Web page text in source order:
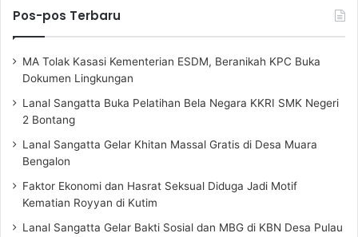
Pos-pos Terbaru
MA Tolak Kasasi Kementerian ESDM, Beranikah KPC Buka
Dokumen Lingkungan
Lanal Sangatta Buka Pelatihan Bela Negara KKRI SMK Negeri
2 Bontang
Lanal Sangatta Gelar Khitan Massal Gratis di Desa Muara
Bengalon
Faktor Ekonomi dan Hasrat Seksual Diduga Jadi Motif
Kematian Royyan di Kutim
Lanal Sangatta Gelar Bakti Sosial dan MBG di KBN Desa Pulau